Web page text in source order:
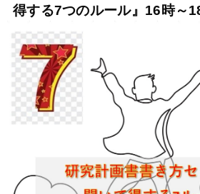
得する7つのルール』16時～